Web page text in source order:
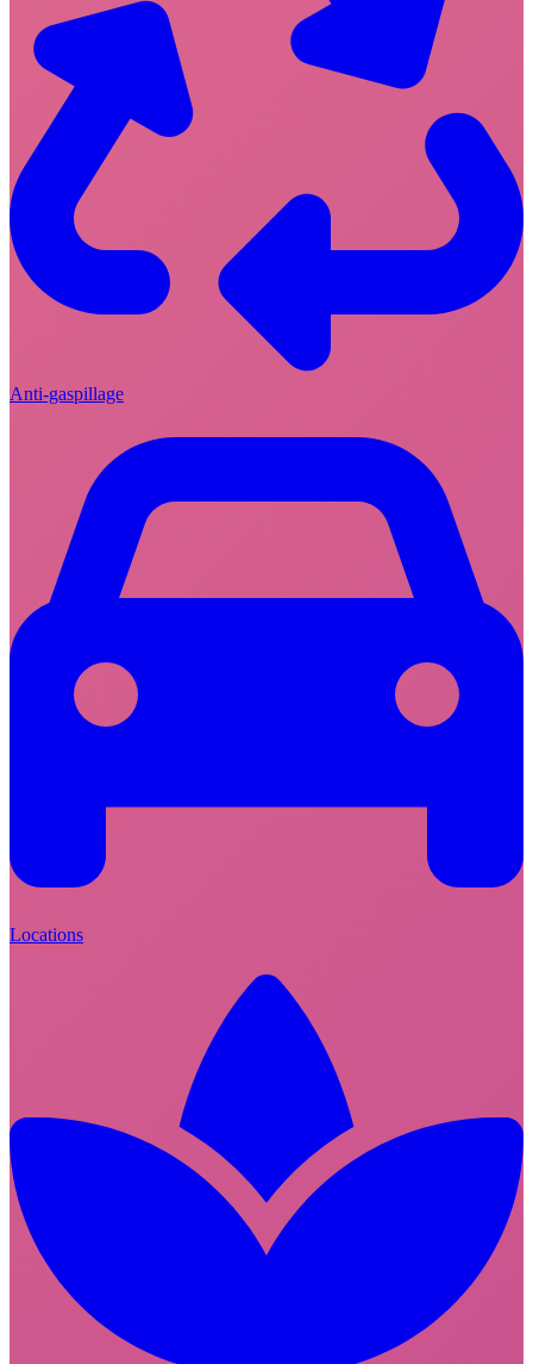
Anti-gaspillage
Locations